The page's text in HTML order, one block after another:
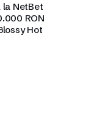
la NetBet
RON
Hot